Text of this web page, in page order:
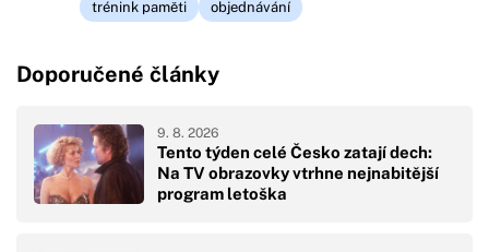
trénink paměti objednávání
Doporučené články
Tento týden celé Česko zatají dech:
Na TV obrazovky vtrhne nejnabitější
program letoška
9. 8. 2026